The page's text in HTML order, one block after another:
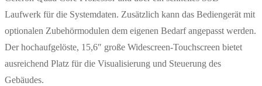
Laufwerk für die Systemdaten. Zusätzlich kann das Bediengerät mit
optionalen Zubehörmodulen dem eigenen Bedarf angepasst werden.
Der hochaufgelöste, 15,6″ große Widescreen-Touchscreen bietet
ausreichend Platz für die Visualisierung und Steuerung des
Gebäudes.